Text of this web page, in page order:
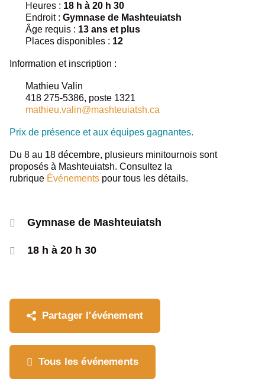
Heures : 18 h à 20 h 30
Endroit : Gymnase de Mashteuiatsh
Âge requis : 13 ans et plus
Places disponibles : 12
Information et inscription :
Mathieu Valin
418 275-5386, poste 1321
mathieu.valin@mashteuiatsh.ca
Prix de présence et aux équipes gagnantes.
Du 8 au 18 décembre, plusieurs minitournois sont
proposés à Mashteuiatsh. Consultez la
rubrique Événementspour tous les détails.
Gymnase de Mashteuiatsh
18 h à 20 h 30
Partager l'événement
Tous les événements